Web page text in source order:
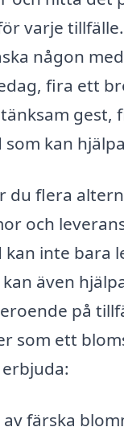
varje
någon
fira ett
gest,
kan
du flera
och
inte bara
även
på
som ett
av färska